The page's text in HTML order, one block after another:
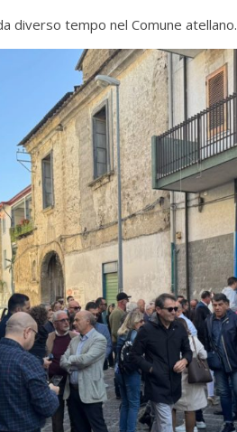
diverso tempo nel Comune atellano.